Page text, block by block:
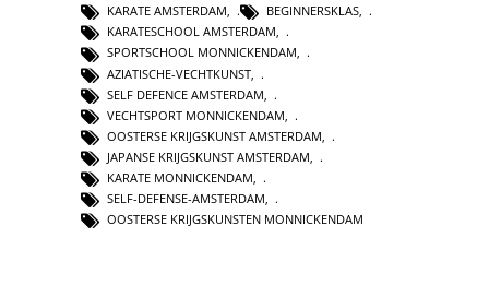
KARATE AMSTERDAM, BEGINNERSKLAS,
KARATESCHOOL AMSTERDAM,
SPORTSCHOOL MONNICKENDAM,
AZIATISCHE-VECHTKUNST
SELF DEFENCE AMSTERDAM
VECHTSPORT MONNICKENDAM
OOSTERSE KRIJGSKUNST AMSTERDAM
JAPANSE KRIJGSKUNST AMSTERDAM
KARATE MONNICKENDAM
SELF-DEFENSE-AMSTERDAM
OOSTERSE KRIJGSKUNSTEN MONNICKENDAM